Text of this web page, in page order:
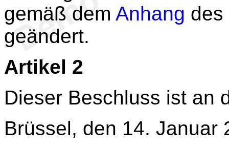
gemäß dem Anhang des
geändert.
Artikel 2
Dieser Beschluss ist an
Brüssel, den 14. Januar